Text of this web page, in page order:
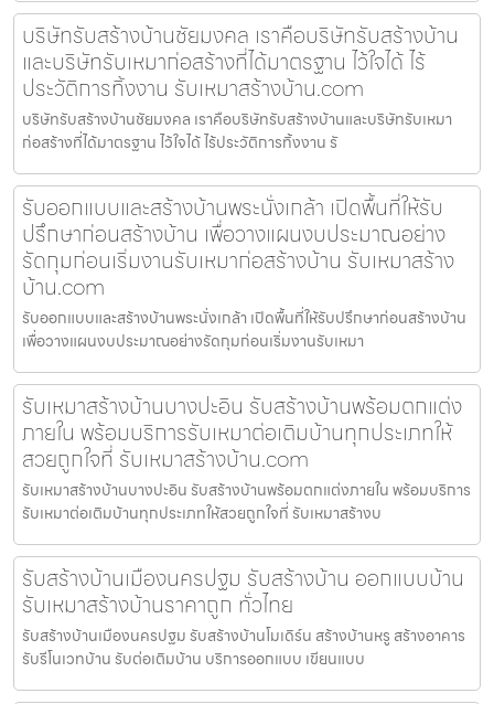
บริษัทรับสร้างบ้านชัยมงคล เราคือบริษัทรับสร้างบ้าน
และบริษัทรับเหมาก่อสร้างที่ได้มาตรฐาน ไว้ใจได้ ไร้
ประวัติการทิ้งงาน รับเหมาสร้างบ้าน.com
บริษัทรับสร้างบ้านชัยมงคล เราคือบริษัทรับสร้างบ้านและบริษัทรับเหมา
ก่อสร้างที่ได้มาตรฐาน ไว้ใจได้ ไร้ประวัติการทิ้งงาน รั
รับออกแบบและสร้างบ้านพระนั่งเกล้า เปิดพื้นที่ให้รับ
ปรึกษาก่อนสร้างบ้าน เพื่อวางแผนงบประมาณอย่าง
รัดกุมก่อนเริ่มงานรับเหมาก่อสร้างบ้าน รับเหมาสร้าง
บ้าน.com
รับออกแบบและสร้างบ้านพระนั่งเกล้า เปิดพื้นที่ให้รับปรึกษาก่อนสร้างบ้าน
เพื่อวางแผนงบประมาณอย่างรัดกุมก่อนเริ่มงานรับเหมา
รับเหมาสร้างบ้านบางปะอิน รับสร้างบ้านพร้อมตกแต่ง
ภายใน พร้อมบริการรับเหมาต่อเติมบ้านทุกประเภทให้
สวยถูกใจที่ รับเหมาสร้างบ้าน.com
รับเหมาสร้างบ้านบางปะอิน รับสร้างบ้านพร้อมตกแต่งภายใน พร้อมบริการ
รับเหมาต่อเติมบ้านทุกประเภทให้สวยถูกใจที่ รับเหมาสร้างบ
รับสร้างบ้านเมืองนครปฐม รับสร้างบ้าน ออกแบบบ้าน
รับเหมาสร้างบ้านราคาถูก ทั่วไทย
รับสร้างบ้านเมืองนครปฐม รับสร้างบ้านโมเดิร์น สร้างบ้านหรู สร้างอาคาร
รับรีโนเวทบ้าน รับต่อเติมบ้าน บริการออกแบบ เขียนแบบ